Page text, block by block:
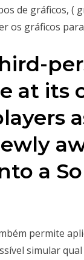
de gráficos, (
os gráficos
at its
a
permite
simular